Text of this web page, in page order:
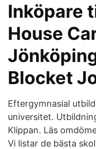
Inköpare
House
Blocket
Eftergymnasial
universitet.
Klippan. Läs
Vi listar de bästa